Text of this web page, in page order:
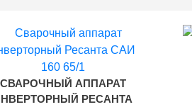
СВАРОЧНЫЙ АППАРАТ
РЕСАНТА